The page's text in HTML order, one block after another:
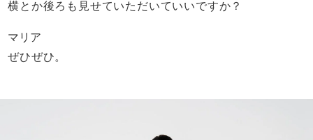
横とか後ろも見せていただいていいですか？
マリア
ぜひぜひ。